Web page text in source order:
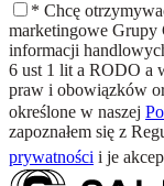
* Chcę
marketingowe
informacji
6 ust 1 lit a RODO a
praw i obowiązków
określone w naszej
zapoznałem się z
prywatności i je